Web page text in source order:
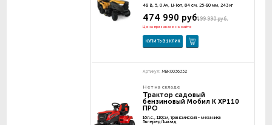
48 В, 5, 0 Ач, Li-Ion, 84 см, 25-80 мм, 243 кг
499 990 руб.
474 990 руб.
Цена при заказе на сайте
КУПИТЬ В 1 КЛИК
Артикул: MBK0036332
Нет на складе
Трактор садовый
бензиновый Мобил К XP110
ПРО
16л.с., 110см, трансмиссия - механика
5вперед/1назад